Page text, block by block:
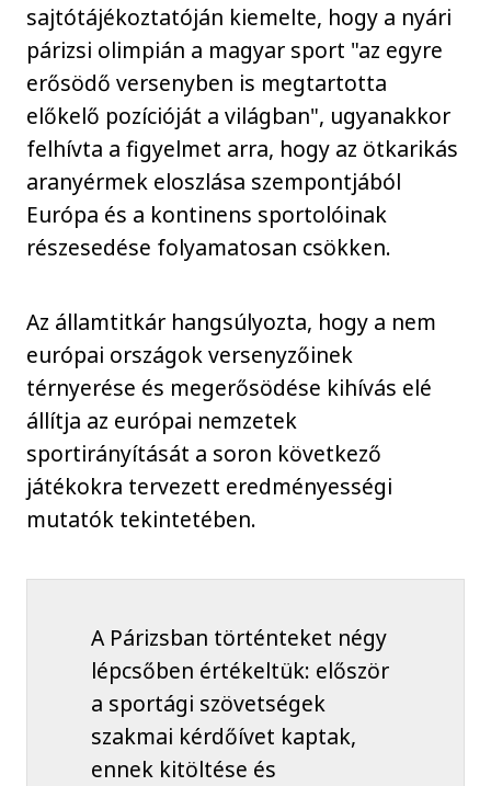
sajtótájékoztatóján kiemelte, hogy a nyári
párizsi olimpián a magyar sport "az egyre
erősödő versenyben is megtartotta
előkelő pozícióját a világban", ugyanakkor
felhívta a figyelmet arra, hogy az ötkarikás
aranyérmek eloszlása szempontjából
Európa és a kontinens sportolóinak
részesedése folyamatosan csökken.
Az államtitkár hangsúlyozta, hogy a nem
európai országok versenyzőinek
térnyerése és megerősödése kihívás elé
állítja az európai nemzetek
sportirányítását a soron következő
játékokra tervezett eredményességi
mutatók tekintetében.
A Párizsban történteket négy
lépcsőben értékeltük: először
a sportági szövetségek
szakmai kérdőívet kaptak,
ennek kitöltése és